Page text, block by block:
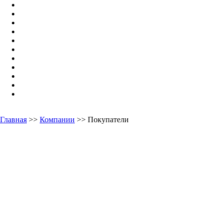
Главная >> Компании >> Покупатели